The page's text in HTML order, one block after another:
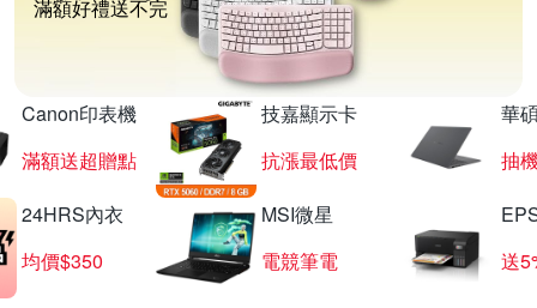
滿額好禮送不完
Canon印表機
滿額送超贈點
技嘉顯示卡
抗漲最低價
華
抽
24HRS內衣
均價$350
MSI微星
電競筆電
送